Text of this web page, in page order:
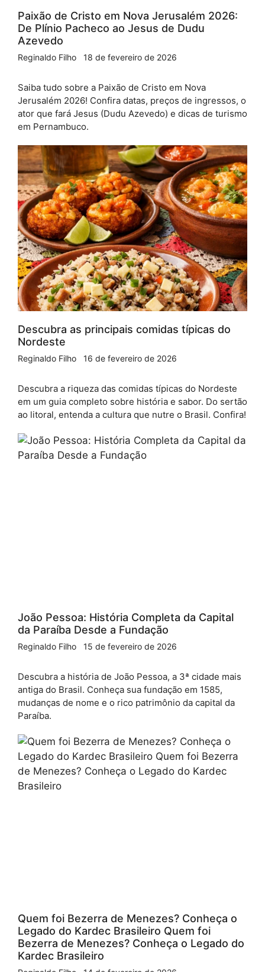
Paixão de Cristo em Nova Jerusalém 2026:
De Plínio Pacheco ao Jesus de Dudu
Azevedo
Reginaldo Filho 18 de fevereiro de 2026
Saiba tudo sobre a Paixão de Cristo em Nova
Jerusalém 2026! Confira datas, preços de ingressos, o
ator que fará Jesus (Dudu Azevedo) e dicas de turismo
em Pernambuco.
Descubra as principais comidas típicas do
Nordeste
Reginaldo Filho 16 de fevereiro de 2026
Descubra a riqueza das comidas típicas do Nordeste
em um guia completo sobre história e sabor. Do sertão
ao litoral, entenda a cultura que nutre o Brasil. Confira!
João Pessoa: História Completa da Capital
da Paraíba Desde a Fundação
Reginaldo Filho 15 de fevereiro de 2026
Descubra a história de João Pessoa, a 3ª cidade mais
antiga do Brasil. Conheça sua fundação em 1585,
mudanças de nome e o rico patrimônio da capital da
Paraíba.
Quem foi Bezerra de Menezes? Conheça o
Legado do Kardec Brasileiro Quem foi
Bezerra de Menezes? Conheça o Legado do
Kardec Brasileiro